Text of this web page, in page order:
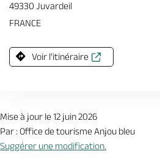
49330 Juvardeil
FRANCE
Voir l'itinéraire
Mise à jour le 12 juin 2026
Par : Office de tourisme Anjou bleu
Suggérer une modification.